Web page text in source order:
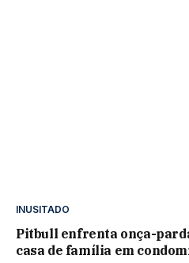
INUSITADO
Pitbull enfrenta onça-
casa de família em